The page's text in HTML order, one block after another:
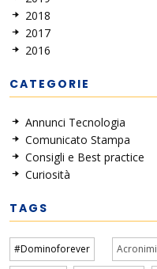
2018
2017
2016
CATEGORIE
Annunci Tecnologia
Comunicato Stampa
Consigli e Best practice
Curiosità
TAGS
#Dominoforever Acronimi